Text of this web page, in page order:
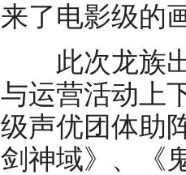
来了电影级的
此次龙族出
与运营活动上
级声优团体助
剑神域》、《